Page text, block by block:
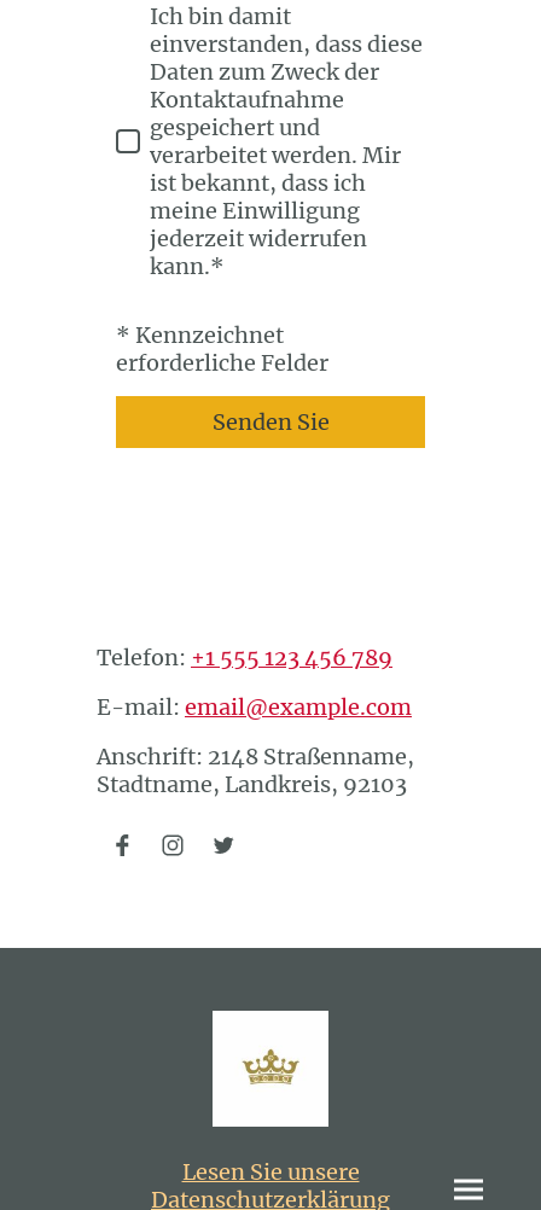
Ich bin damit
einverstanden, dass diese
Daten zum Zweck der
Kontaktaufnahme
gespeichert und
verarbeitet werden. Mir
ist bekannt, dass ich
meine Einwilligung
jederzeit widerrufen
kann.*
* Kennzeichnet
erforderliche Felder
Senden Sie
Telefon: +1 555 123 456 789
E-mail: email@example.com
Anschrift: 2148 Straßenname,
Stadtname, Landkreis, 92103
Lesen Sie unsere
Datenschutzerklärung